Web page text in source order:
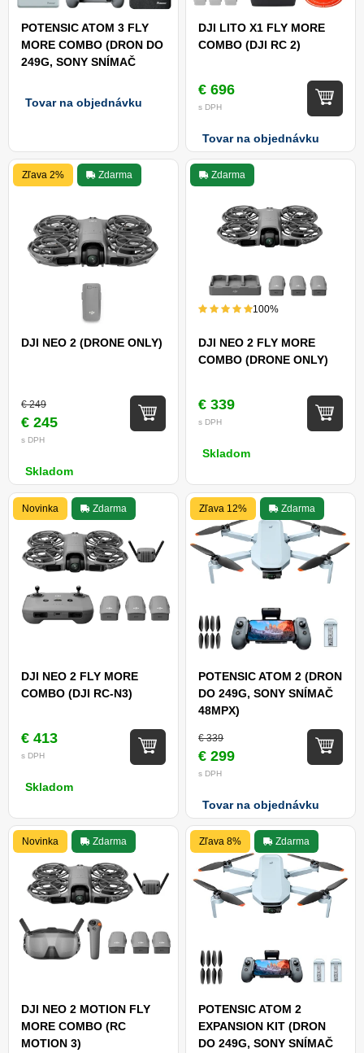
POTENSIC ATOM 3 FLY
MORE COMBO (DRON DO
249G, SONY SNÍMAČ
Tovar na objednávku
DJI LITO X1 FLY MORE
COMBO (DJI RC 2)
€ 696
s DPH
Tovar na objednávku
Zľava 2% Zdarma
DJI NEO 2 (DRONE ONLY)
€ 249
€ 245
s DPH
Skladom
Zdarma
100%
DJI NEO 2 FLY MORE
COMBO (DRONE ONLY)
€ 339
s DPH
Skladom
Novinka Zdarma
DJI NEO 2 FLY MORE
COMBO (DJI RC-N3)
€ 413
s DPH
Skladom
Zľava 12% Zdarma
POTENSIC ATOM 2 (DRON
DO 249G, SONY SNÍMAČ
48MPX)
€ 339
€ 299
s DPH
Tovar na objednávku
Novinka Zdarma
DJI NEO 2 MOTION FLY
MORE COMBO (RC
MOTION 3)
Zľava 8% Zdarma
POTENSIC ATOM 2
EXPANSION KIT (DRON
DO 249G, SONY SNÍMAČ